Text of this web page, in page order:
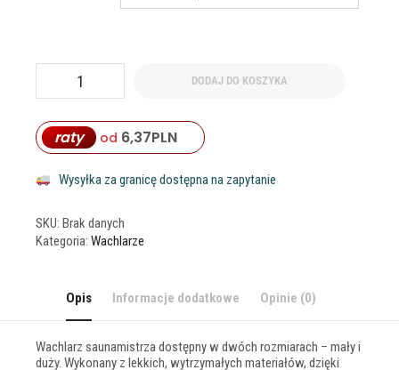
DODAJ DO KOSZYKA
raty od 6,37PLN
Wysyłka za granicę dostępna na zapytanie
SKU: Brak danych
Kategoria: Wachlarze
Opis Informacje dodatkowe Opinie (0)
Wachlarz saunamistrza dostępny w dwóch rozmiarach – mały i
duży. Wykonany z lekkich, wytrzymałych materiałów, dzięki